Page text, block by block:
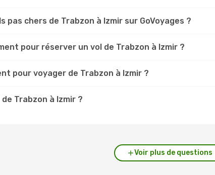
pas chers de Trabzon à Izmir sur GoVoyages ?
pour réserver un vol de Trabzon à Izmir ?
pour voyager de Trabzon à Izmir ?
Trabzon à Izmir ?
Voir plus de questions